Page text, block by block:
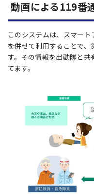
動画による119番
このシステムは、スマー
を併せて利用することで
す。その情報を出動隊と
てます。